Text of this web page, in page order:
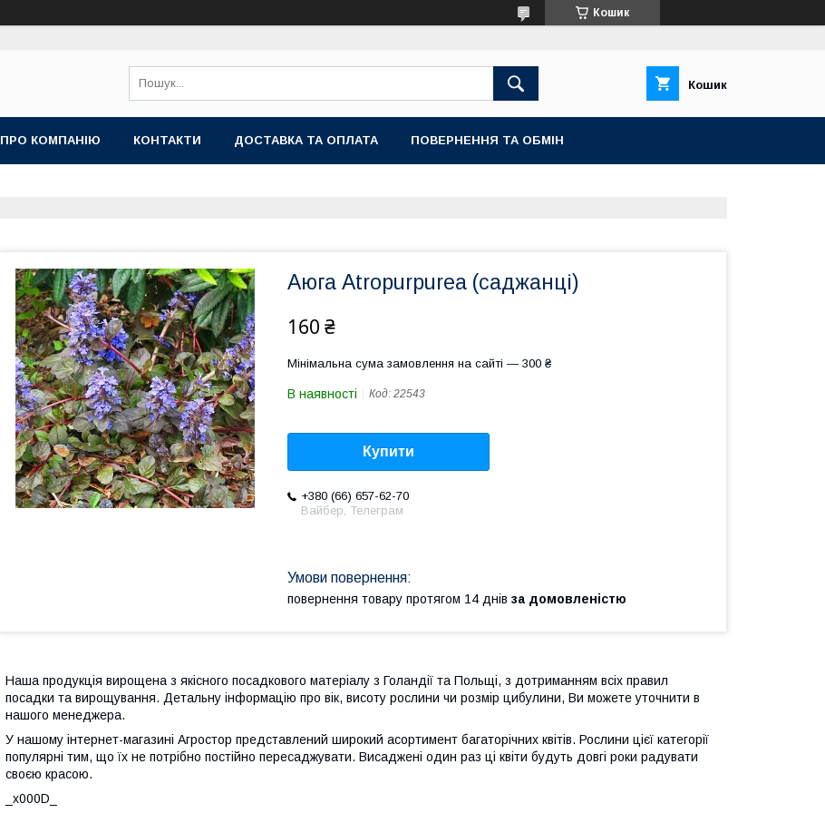
Кошик
Кошик
ПРО КОМПАНІЮ КОНТАКТИ ДОСТАВКА ТА ОПЛАТА ПОВЕРНЕННЯ ТА ОБМІН
Аюга Atropurpurea (саджанці)
160 ₴
Мінімальна сума замовлення на сайті — 300 ₴
В наявності Код: 22543
Купити
+380 (66) 657-62-70
Вайбер, Телеграм
повернення товару протягом 14 днів за домовленістю
Наша продукція вирощена з якісного посадкового матеріалу з Голандії та Польщі, з дотриманням всіх правил
посадки та вирощування. Детальну інформацію про вік, висоту рослини чи розмір цибулини, Ви можете уточнити в
нашого менеджера.
У нашому інтернет-магазині Агростор представлений широкий асортимент багаторічних квітів. Рослини цієї категорії
популярні тим, що їх не потрібно постійно пересаджувати. Висаджені один раз ці квіти будуть довгі роки радувати
своєю красою.
_x000D_